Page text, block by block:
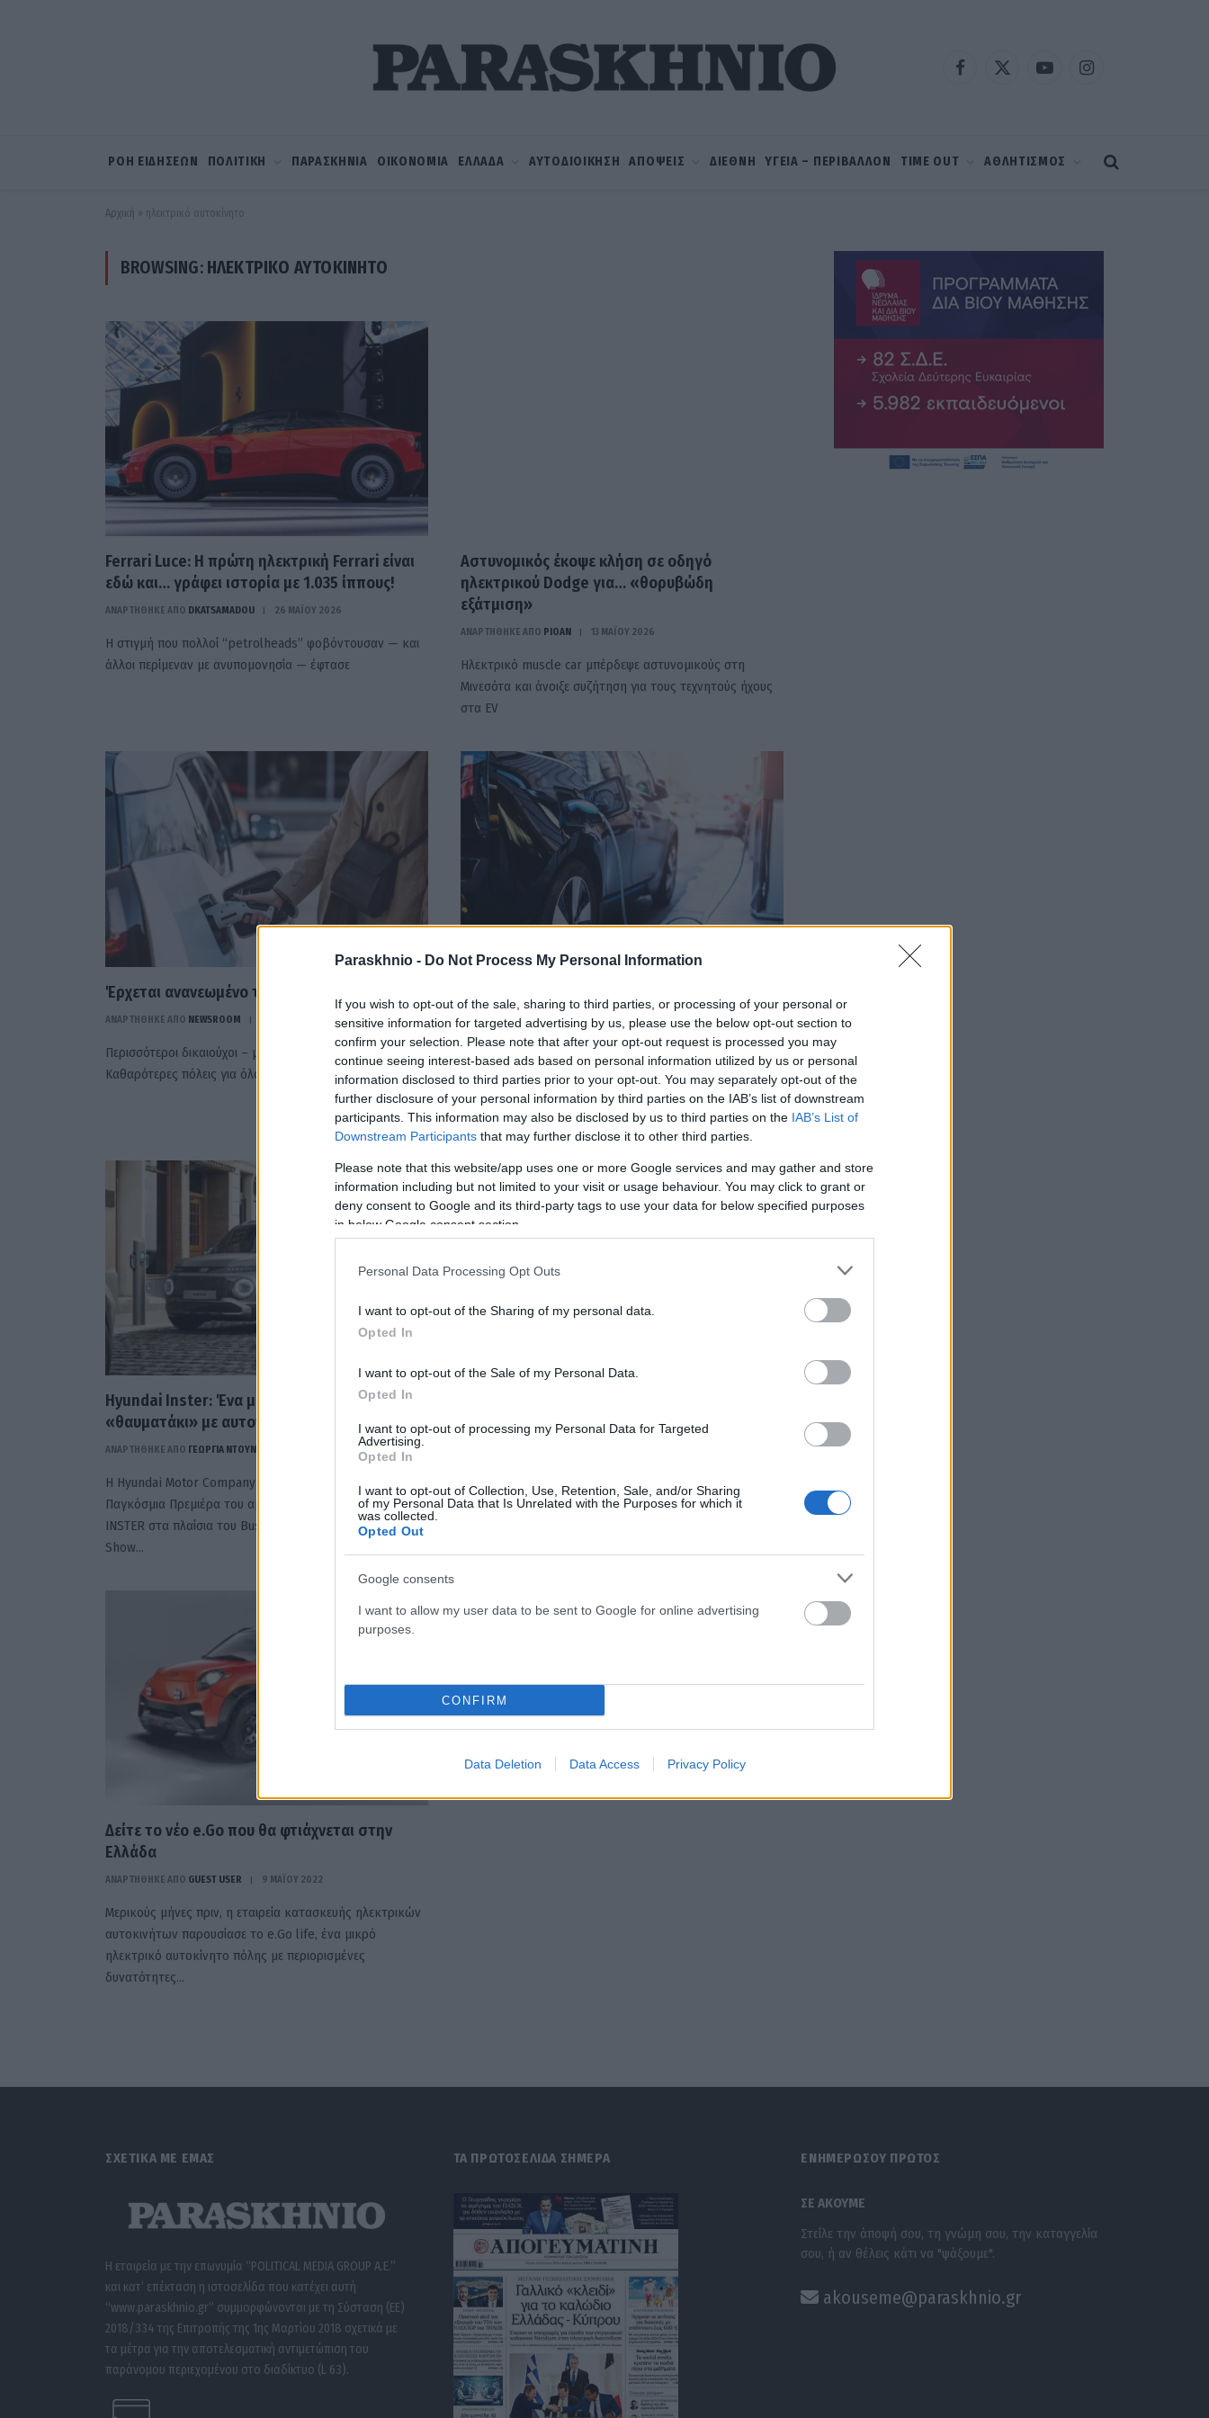
Paraskhnio - Do Not Process My Personal Information
If you wish to opt-out of the sale, sharing to third parties, or processing of your personal or
sensitive information for targeted advertising by us, please use the below opt-out section to
confirm your selection. Please note that after your opt-out request is processed you may
continue seeing interest-based ads based on personal information utilized by us or personal
information disclosed to third parties prior to your opt-out. You may separately opt-out of the
further disclosure of your personal information by third parties on the IAB’s list of downstream
participants. This information may also be disclosed by us to third parties on the IAB’s List of
Downstream Participants that may further disclose it to other third parties.
Please note that this website/app uses one or more Google services and may gather and store
information including but not limited to your visit or usage behaviour. You may click to grant or
deny consent to Google and its third-party tags to use your data for below specified purposes
in below Google consent section.
Personal Data Processing Opt Outs
I want to opt-out of the Sharing of my personal data.
Opted In
I want to opt-out of the Sale of my Personal Data.
Opted In
I want to opt-out of processing my Personal Data for Targeted
Advertising.
Opted In
I want to opt-out of Collection, Use, Retention, Sale, and/or Sharing
of my Personal Data that Is Unrelated with the Purposes for which it
was collected.
Opted Out
Google consents
I want to allow my user data to be sent to Google for online advertising
purposes.
CONFIRM
Data Deletion Data Access Privacy Policy
Facebook
X
YouTubeInstagram
ΡΟΗ ΕΙΔΗΣΕΩΝ ΠΟΛΙΤΙΚΗ ΠΑΡΑΣΚΗΝΙΑ ΟΙΚΟΝΟΜΙΑ ΕΛΛΑΔΑ ΑΥΤΟΔΙΟΙΚΗΣΗ ΑΠΟΨΕΙΣ ΔΙΕΘΝΗ ΥΓΕΙΑ – ΠΕΡΙΒΑΛΛΟΝ TIME OUT ΑΘΛΗΤΙΣΜΟΣ
Αρχική » ηλεκτρικό αυτοκίνητο
BROWSING: ΗΛΕΚΤΡΙΚΌ ΑΥΤΟΚΊΝΗΤΟ
Ferrari Luce: Η πρώτη ηλεκτρική Ferrari είναι
εδώ και… γράφει ιστορία με 1.035 ίππους!
ΑΝΑΡΤΗΘΗΚΕ ΑΠΟ DKATSAMADOU 26 ΜΑΪ́ΟΥ 2026
Η στιγμή που πολλοί “petrolheads” φοβόντουσαν — και
άλλοι περίμεναν με ανυπομονησία — έφτασε
Αστυνομικός έκοψε κλήση σε οδηγό
ηλεκτρικού Dodge για… «θορυβώδη
εξάτμιση»
ΑΝΑΡΤΗΘΗΚΕ ΑΠΟ PIOAN 13 ΜΑΪ́ΟΥ 2026
Ηλεκτρικό muscle car μπέρδεψε αστυνομικούς στη
Μινεσότα και άνοιξε συζήτηση για τους τεχνητούς ήχους
στα EV
Έρχεται ανανεωμένο το «Κινούμαι Ηλεκτρικά»
ΑΝΑΡΤΗΘΗΚΕ ΑΠΟ NEWSROOM
Περισσότεροι δικαιούχοι – μικρότερης αξίας οχήματα –
Καθαρότερες πόλεις για όλους
αξιόπιστα όπως τα συμβατικά
ΑΝΑΡΤΗΘΗΚΕ ΑΠΟΕΛΕΑΝΑ ΖΑΜΠΑΡΑ 28 ΙΑΝΟΥΑΡΊΟΥ 2025
Τα ηλεκτρικά αυτοκίνητα είναι πλέον το ίδιο αξιόπιστα,
όπως τα συμβατικά, που έχουν κινητήρες βενζίνης ή
πετρελαίου. Αυτό ήταν το…
Hyundai Inster: Ένα μικρό ηλεκτρικό
«θαυματάκι» με αυτονομία έως 355χλμ
ΑΝΑΡΤΗΘΗΚΕ ΑΠΟ ΓΕΩΡΓΊΑ ΝΤΟΎΝΗ 1 ΑΥΓΟΎΣΤΟΥ 2024
Η Hyundai Motor Company πραγματοποίησε την
Παγκόσμια Πρεμιέρα του αμιγώς ηλεκτρικού οχήματος
INSTER στα πλαίσια του Busan International Mobility
Show…
είναι πιο οικονομικό;
Μερικοί λάτρεις θα σπεύσουν να υπερασπιστούν τα
αγαπημένα τους ηλεκτρικά αυτοκίνητα λέγοντας πως
Δείτε το νέο e.Go που θα φτιάχνεται στην
Ελλάδα
ΑΝΑΡΤΗΘΗΚΕ ΑΠΟ GUEST USER 9 ΜΑΪ́ΟΥ 2022
Μερικούς μήνες πριν, η εταιρεία κατασκευής ηλεκτρικών
αυτοκινήτων παρουσίασε το e.Go life, ένα μικρό
ηλεκτρικό αυτοκίνητο πόλης με περιορισμένες
δυνατότητες…
ΣΧΕΤΙΚΑ ΜΕ ΕΜΑΣ
Η εταιρεία με την επωνυμία “POLITICAL MEDIA GROUP A.E.”
και κατ’ επέκταση η ιστοσελίδα που κατέχει αυτή
“www.paraskhnio.gr” συμμορφώνονται με τη Σύσταση (ΕΕ)
2018/334 της Επιτροπής της 1ης Μαρτίου 2018 σχετικά με
τα μέτρα για την αποτελεσματική αντιμετώπιση του
παράνομου περιεχομένου στο διαδίκτυο (L 63).
ΤΑ ΠΡΩΤΟΣΕΛΙΔΑ ΣΗΜΕΡΑ ΕΝΗΜΕΡΩΣΟΥ ΠΡΩΤΟΣ
ΣΕ ΑΚΟΥΜΕ
Στείλε την άποψή σου, τη γνώμη σου, την καταγγελία
σου, ή αν θέλεις κάτι να "ψάξουμε".
akouseme@paraskhnio.gr